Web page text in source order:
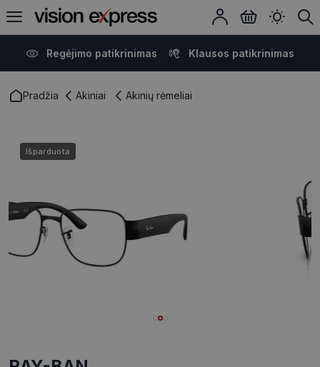
Regėjimo patikrinimas Klausos patikrinimas
Pradžia Akiniai Akinių rėmeliai
Išparduota